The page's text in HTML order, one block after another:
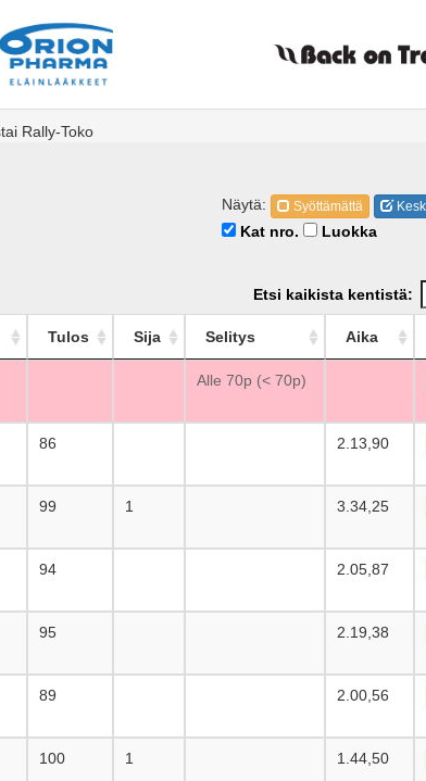
Rally-Toko
Näytä: Syöttämättä
Kat nro.
Luokka
Etsi kaikista kentistä:
Tulos Sija Selitys Aika
Alle 70p (< 70p)
86 2.13,90
99 1 3.34,25
94 2.05,87
95 2.19,38
89 2.00,56
100 1 1.44,50